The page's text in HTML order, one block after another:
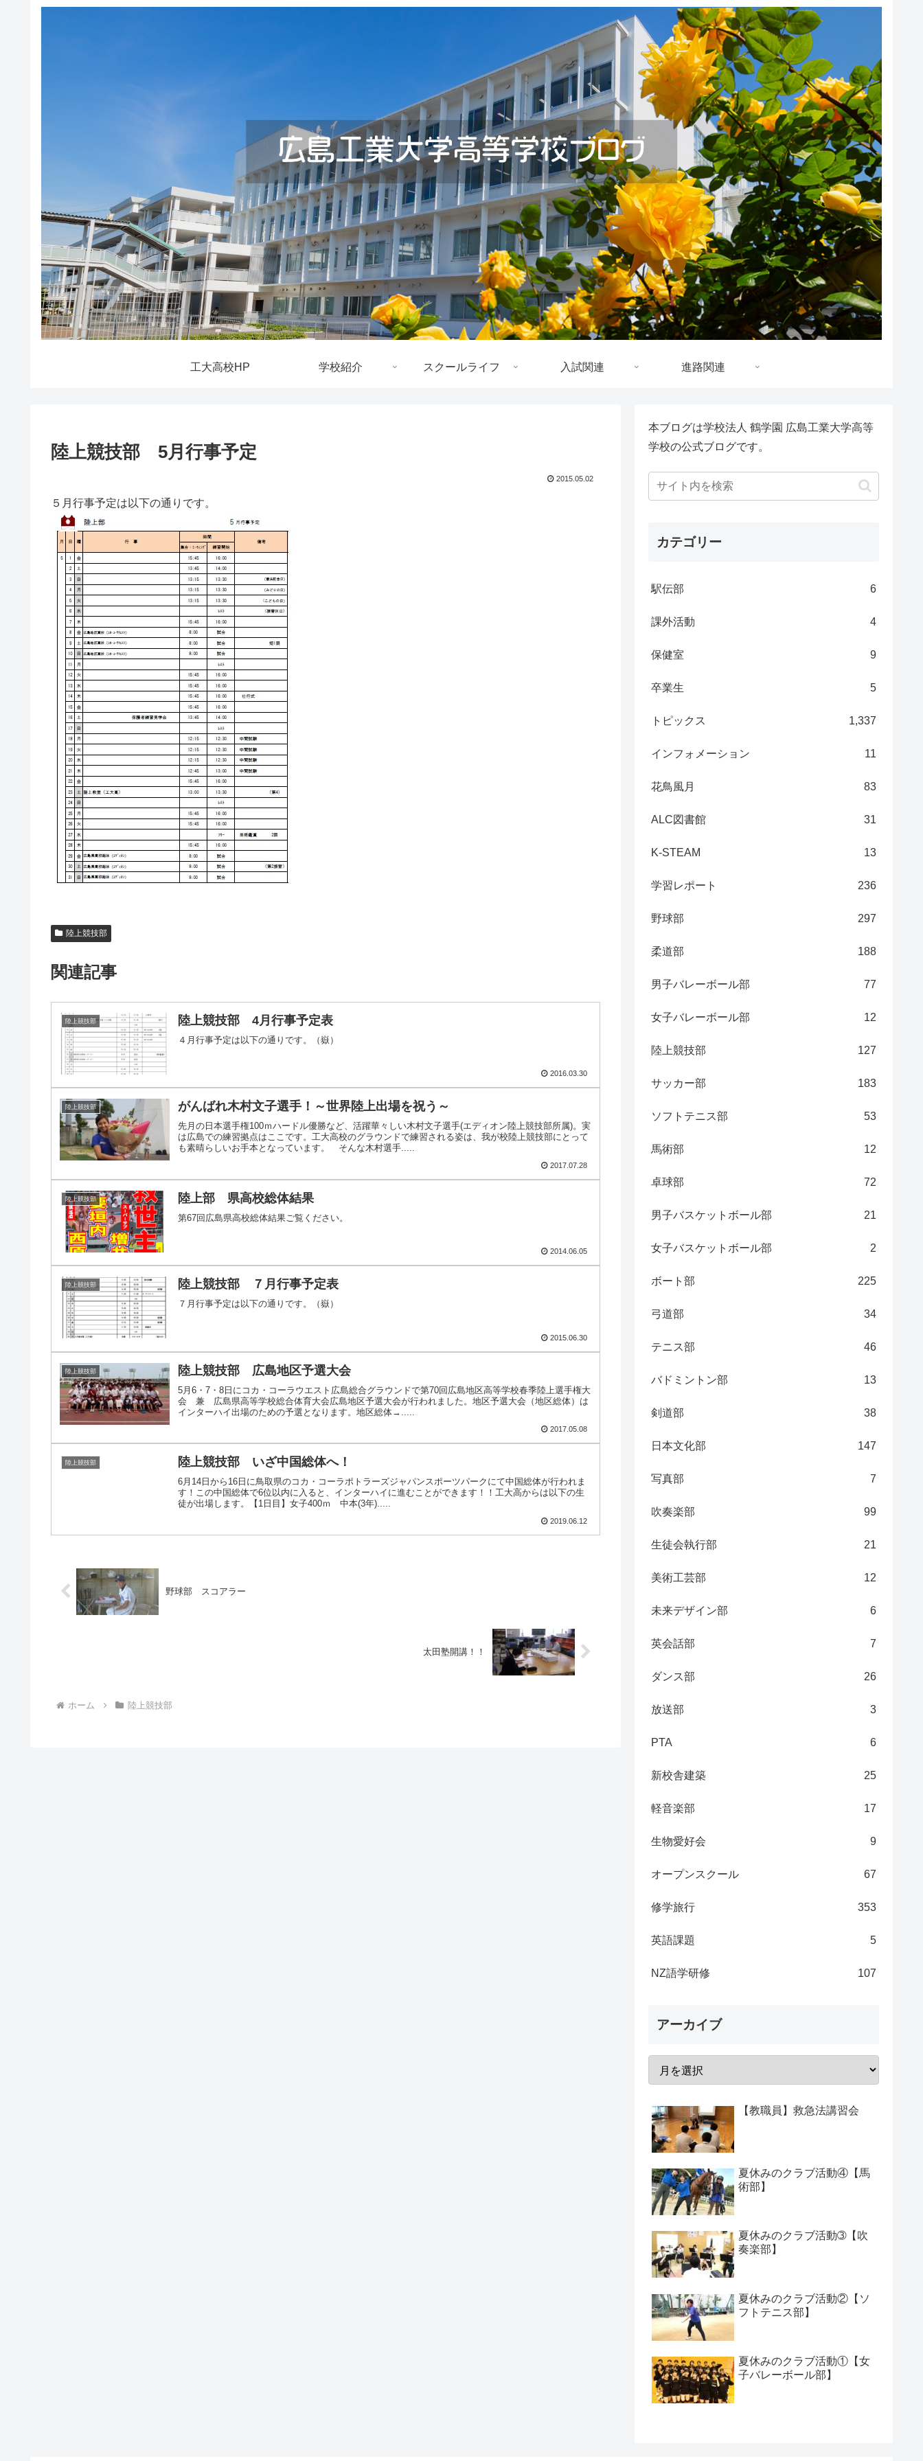
工大高校HP 学校紹介 スクールライフ 入試関連 進路関連
陸上競技部 5月行事予定
2015.05.02
５月行事予定は以下の通りです。
陸上競技部
関連記事
陸上競技部 陸上競技部 4月行事予定表
４月行事予定は以下の通りです。（嶽）
2016.03.30
陸上競技部 がんばれ木村文子選手！～世界陸上出場を祝う～
先月の日本選手権100ｍハードル優勝など、活躍華々しい木村文子選手(エディオン陸上競技部所属)。実
は広島での練習拠点はここです。工大高校のグラウンドで練習される姿は、我が校陸上競技部にとって
も素晴らしいお手本となっています。 そんな木村選手.....
2017.07.28
陸上競技部 陸上部 県高校総体結果
第67回広島県高校総体結果ご覧ください。
2014.06.05
陸上競技部 陸上競技部 ７月行事予定表
７月行事予定は以下の通りです。（嶽）
2015.06.30
陸上競技部 陸上競技部 広島地区予選大会
5月6・7・8日にコカ・コーラウエスト広島総合グラウンドで第70回広島地区高等学校春季陸上選手権大
会 兼 広島県高等学校総合体育大会広島地区予選大会が行われました。地区予選大会（地区総体）は
インターハイ出場のための予選となります。地区総体→.....
2017.05.08
陸上競技部 陸上競技部 いざ中国総体へ！
6月14日から16日に鳥取県のコカ・コーラポトラーズジャパンスポーツパークにて中国総体が行われま
す！この中国総体で6位以内に入ると、インターハイに進むことができます！！工大高からは以下の生
徒が出場します。【1日目】女子400ｍ 中本(3年).....
2019.06.12
野球部 スコアラー
太田塾開講！！
ホーム 陸上競技部
本ブログは学校法人 鶴学園 広島工業大学高等
学校の公式ブログです。
カテゴリー
駅伝部 6
課外活動 4
保健室 9
卒業生 5
トピックス 1,337
インフォメーション 11
花鳥風月 83
ALC図書館 31
K-STEAM 13
学習レポート 236
野球部 297
柔道部 188
男子バレーボール部 77
女子バレーボール部 12
陸上競技部 127
サッカー部 183
ソフトテニス部 53
馬術部 12
卓球部 72
男子バスケットボール部 21
女子バスケットボール部 2
ボート部 225
弓道部 34
テニス部 46
バドミントン部 13
剣道部 38
日本文化部 147
写真部 7
吹奏楽部 99
生徒会執行部 21
美術工芸部 12
未来デザイン部 6
英会話部 7
ダンス部 26
放送部 3
PTA 6
新校舎建築 25
軽音楽部 17
生物愛好会 9
オープンスクール 67
修学旅行 353
英語課題 5
NZ語学研修 107
アーカイブ
【教職員】救急法講習会
夏休みのクラブ活動④【馬
術部】
夏休みのクラブ活動➂【吹
奏楽部】
夏休みのクラブ活動②【ソ
フトテニス部】
夏休みのクラブ活動①【女
子バレーボール部】